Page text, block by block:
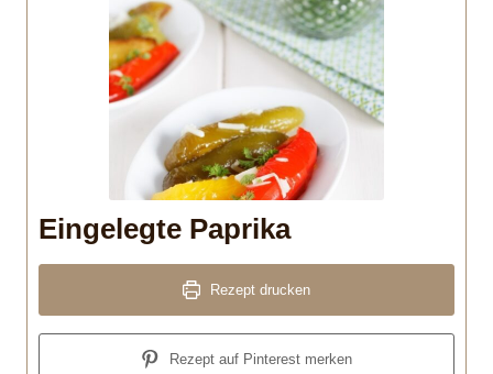
Eingelegte Paprika
Rezept drucken
Rezept auf Pinterest merken